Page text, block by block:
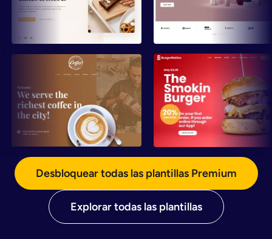
previa
previa
Vista
previa
Vista
Desbloquear todas las plantillas Premium
Explorar todas las plantillas